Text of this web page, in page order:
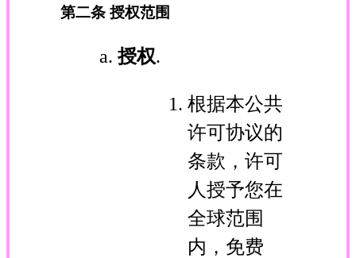
第二条 授权范围
授权.
根据本公共
许可协议的
条款，许可
人授予您在
全球范围
内，免费